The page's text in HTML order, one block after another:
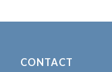
CONTACT